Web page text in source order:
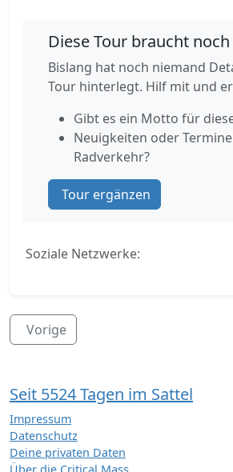
Diese Tour braucht
Bislang hat noch niemand
Tour hinterlegt. Hilf mit und
Gibt es ein Motto für
Neuigkeiten oder
Radverkehr?
Tour ergänzen
Soziale Netzwerke:
Vorige
Seit 5524 Tagen im Sattel
Impressum
Datenschutz
Deine privaten Daten
Über die Critical Mass